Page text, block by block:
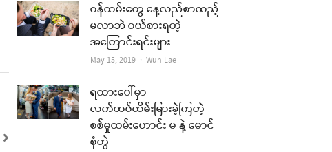
ဝန်ထမ်းတွေ နေ့လည်စာထည့်
မလာဘဲ ဝယ်စားရတဲ့
အကြောင်းရင်းများ
May 15, 2019 Author
Wun Lae
ရထားပေါ်မှာ
လက်ထပ်ထိမ်းမြားခဲ့ကြတဲ့
စစ်မှုထမ်းဟောင်း မ နဲ့ မောင်
စုံတွဲ